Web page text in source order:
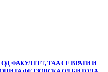
ФАКУЛТЕТ, ТАА СЕ ВРАТИ И